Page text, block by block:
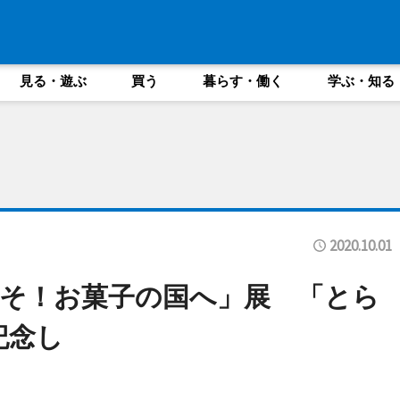
見る・遊ぶ 買う 暮らす・働く 学ぶ・知る
2020.10.01
！お菓子の国へ」展 「とら
し